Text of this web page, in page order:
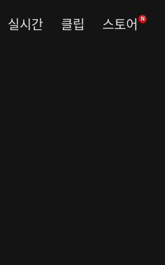
실시간 클립 스토어 N